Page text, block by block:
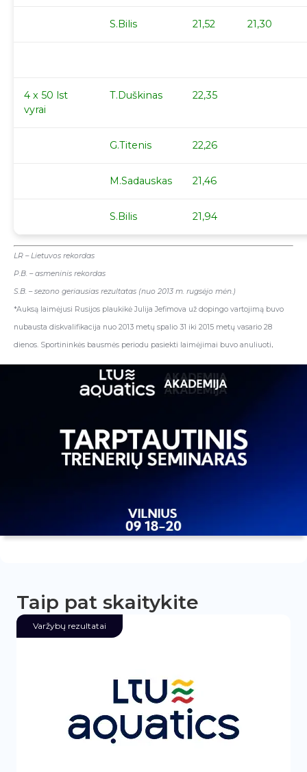
S.Bilis 21,52 21,30
4 x 50 lst
vyrai
T.Duškinas 22,35
G.Titenis 22,26
M.Sadauskas 21,46
S.Bilis 21,94
LR – Lietuvos rekordas
P.B. – asmeninis rekordas
S.B. – sezono geriausias rezultatas (nuo 2013 m. rugsėjo mėn.)
*Auksą laimėjusi Rusijos plaukikė Julija Jefimova už dopingo vartojimą buvo
nubausta diskvalifikacija nuo 2013 metų spalio 31 iki 2015 metų vasario 28
dienos. Sportininkės bausmės periodu pasiekti laimėjimai buvo anuliuoti.
Taip pat skaitykite
Varžybų rezultatai